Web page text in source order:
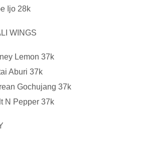
Ijo 28k
WINGS
Lemon 37k
Aburi 37k
Gochujang 37k
N Pepper 37k